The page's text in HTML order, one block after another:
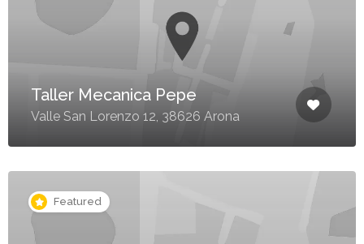
Taller Mecanica Pepe
Valle San Lorenzo 12, 38626 Arona
Featured